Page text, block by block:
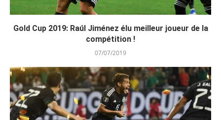
Gold Cup 2019: Raúl Jiménez élu meilleur joueur de la
compétition !
07/07/2019